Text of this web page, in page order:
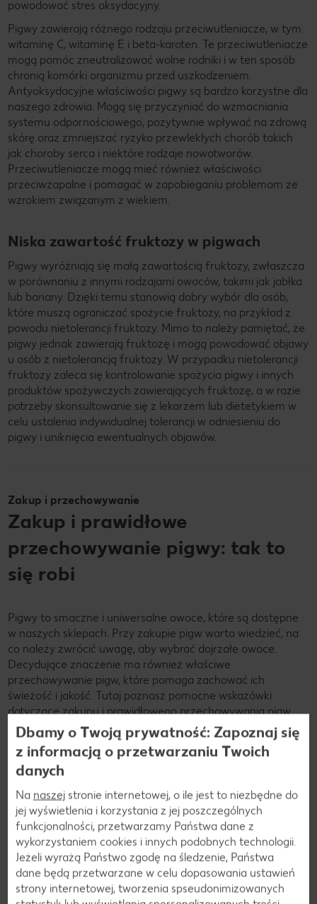
powodować stres oksydacyjny.
Pigwy zawierają różnego rodzaju przeciwutleniacze, w tym
witaminę C, witaminę E i beta-karoten. Te przeciwutleniacze
mogą pomóc zneutralizować wolne rodniki i w ten sposób
chronią komórki organizmu przed uszkodzeniem.
Antyoksydacyjne właściwości pigwy są bardzo korzystne dla
naszego zdrowia. Mogą się przyczyniać do wzmacniania
systemu odpornościowego, pozytywnie wpływać na zdrową
skórę oraz zmniejszać ryzyko przewlekłych chorób takich
jak choroby serca i niektóre rodzaje nowotworów.
Przeciwutleniacze mogą mieć również właściwości
przeciwzapalne i pomagać w zapobieganiu problemom ze
wzrokiem związanym z wiekiem.
Niska zawartość fruktozy w pigwach
Pigwy wyróżniają się małą zawartością fruktozy, zwłaszcza
w porównaniu z innymi rodzajami owoców, takimi jak jabłka
lub banany. Dzięki temu stanowią dobry wybór dla osób,
które muszą ograniczać spożycie fruktozy, na przykład z
powodu nietolerancji fruktozy. Mimo to należy pamiętać, że
pigwy jednak zawierają fruktozę i mogą powodować objawy
u osób z nietolerancją fruktozy. W przypadku nietolerancji
fruktozy zaleca się kontrolowanie spożycia pigwy i innych
produktów spożywczych zawierających fruktozę, a w razie
potrzeby skonsultowanie się z lekarzem lub dietetykiem w
celu ustalenia indywidualnej tolerancji w odniesieniu do
pigwy i uniknięcia ewentualnych objawów.
Zakup i przechowywanie
Zakup i prawidłowe
przechowywanie pigwy: tak to
się robi
Pigwy to smaczne i uniwersalne owoce, które są dostępne
w naszych sklepach. Przy zakupie pigw warto wiedzieć, na
co należy zwrócić uwagę, aby wybrać dojrzałe owoce.
Decydujące znaczenie ma również właściwe
przechowywanie pigw, które pomaga zachować ich
świeżość i jakość. Tutaj poznasz pomocne wskazówki
dotyczące zakupu i prawidłowego przechowywania pigw.
Gdzie można kupić pigwy?
Pigwy można na przykład kupić w sklepie Kaufland.
Przechowywanie pigw: w ten sposób będą
świeże
Pigwy mają bardzo delikatną skórkę zewnętrzną, dlatego
łatwo ulegają uszkodzeniom. Aby przechowywać pigwy w
optymalny sposób, należy je układać w jednej warstwie. Jeśli
Dbamy o Twoją prywatność: Zapoznaj się
z informacją o przetwarzaniu Twoich
danych
Na naszej stronie internetowej, o ile jest to niezbędne do
jej wyświetlenia i korzystania z jej poszczególnych
funkcjonalności, przetwarzamy Państwa dane z
wykorzystaniem cookies i innych podobnych technologii.
Jeżeli wyrażą Państwo zgodę na śledzenie, Państwa
dane będą przetwarzane w celu dopasowania ustawień
strony internetowej, tworzenia spseudonimizowanych